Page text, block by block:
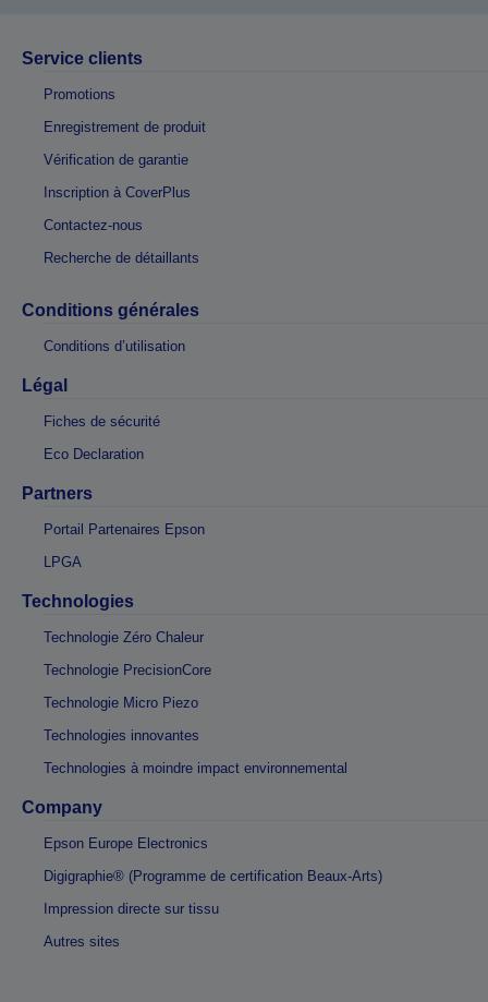
Service clients
Promotions
Enregistrement de produit
Vérification de garantie
Inscription à CoverPlus
Contactez-nous
Recherche de détaillants
Conditions générales
Conditions d’utilisation
Légal
Fiches de sécurité
Eco Declaration
Partners
Portail Partenaires Epson
LPGA
Technologies
Technologie Zéro Chaleur
Technologie PrecisionCore
Technologie Micro Piezo
Technologies innovantes
Technologies à moindre impact environnemental
Company
Epson Europe Electronics
Digigraphie® (Programme de certification Beaux-Arts)
Impression directe sur tissu
Autres sites